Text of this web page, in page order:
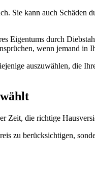
Sie kann auch
Eigentums durch
wenn jemand
auszuwählen, die
Zeit, die richtige
zu berücksichtigen,